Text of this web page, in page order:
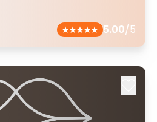
5.00/5